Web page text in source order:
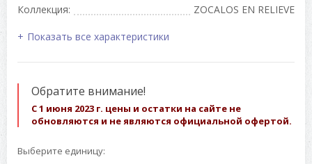
Коллекция:
ZOCALOS EN RELIEVE
Показать все характеристики
Обратите внимание!
С 1 июня 2023 г. цены и остатки на сайте не
обновляются и не являются официальной офертой.
Выберите единицу: